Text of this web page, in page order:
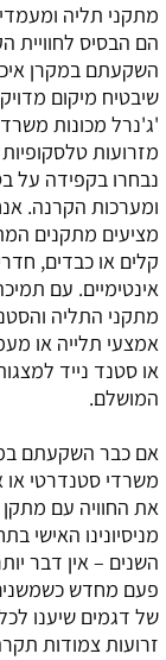
מתקני תליה
הם הבסיס לחוויית
השקעתם במקרן
שיבטיח מיקום
'ג'נרל מכונות
מזרועות
נבחרו בקפידה על
ומערכות הקרנה.
מציעים מתקנים
קלים או כבדים,
אינטימיים. עם
מתקני התליה
אמצעי תלייה או
או סטנד נייד
המושלם.
אם כבר השקעתם
משרדי סטנדרטי
את החוויה עם
מניסיונינו האישי
השנים – אין דבר
פעם מחדש כשמשנים
של דגמים שיענו
זרועות צמודות